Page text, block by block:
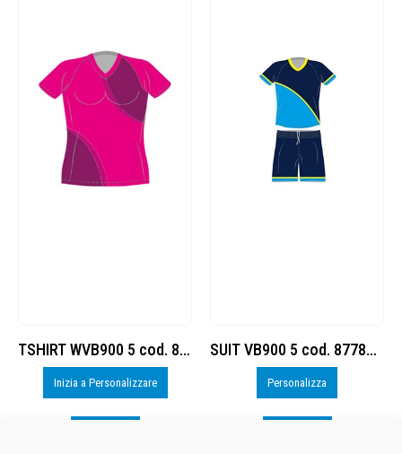
TSHIRT WVB900 5 cod. 8377882
Inizia a Personalizzare
SUIT VB900 5 cod. 8778769
Personalizza